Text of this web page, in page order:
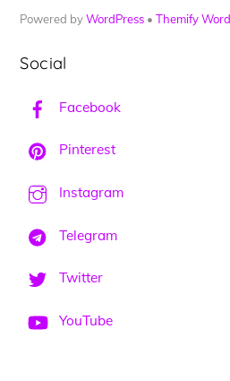
Powered byWordPress •Themify
Social
Facebook
Pinterest
Instagram
Telegram
Twitter
YouTube